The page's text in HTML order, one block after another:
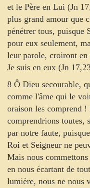
et le Père en Lui (Jn
plus grand amour que
pénétrer tous, puisque
pour eux seulement,
leur parole, croiront
Je suis en eux (Jn
8 Ô Dieu secourable,
comme l'âme qui le
oraison les comprend !
comprendrions toutes,
par notre faute,
Roi et Seigneur ne
Mais nous
en nous écartant de
lumière, nous ne nous